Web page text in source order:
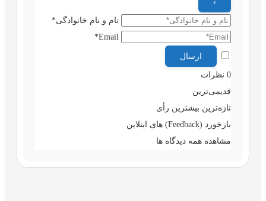
نام و نام خانوادگی*
Email*
0 نظرات
قدیمی‌ترین
تازه‌ترین بیشترین رأی
بازخورد (Feedback) های اینلاین
مشاهده همه دیدگاه ها